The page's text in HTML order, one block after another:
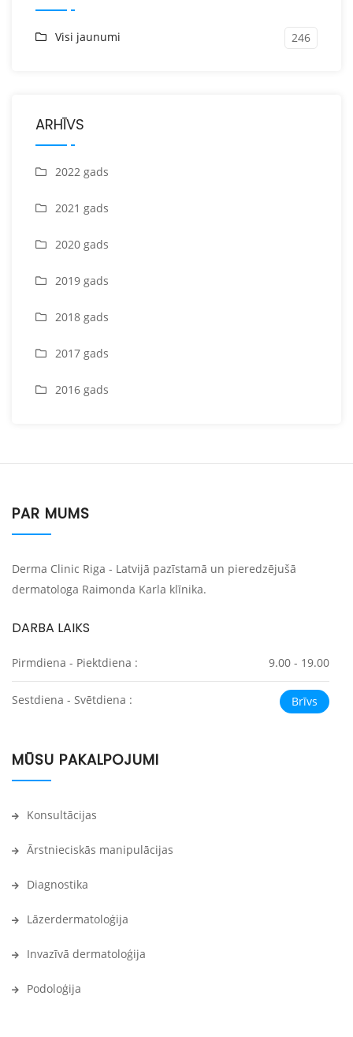
Visi jaunumi 246
ARHĪVS
2022 gads
2021 gads
2020 gads
2019 gads
2018 gads
2017 gads
2016 gads
PAR MUMS
Derma Clinic Riga - Latvijā pazīstamā un pieredzējušā
dermatologa Raimonda Karla klīnika.
DARBA LAIKS
Pirmdiena - Piektdiena : 9.00 - 19.00
Sestdiena - Svētdiena : Brīvs
MŪSU PAKALPOJUMI
Konsultācijas
Ārstnieciskās manipulācijas
Diagnostika
Lāzerdermatoloģija
Invazīvā dermatoloģija
Podoloģija